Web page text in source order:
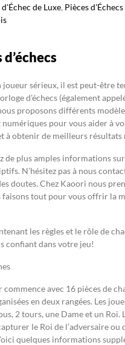
d'Échec de Luxe, Pièces
joueur sérieux, il est peut-être
d’échecs (également
proposons différents
numériques pour vous aider à
à obtenir de meilleurs résultats
de plus amples informations
N’hésitez pas à nous
doutes. Chez Kaoori nous
faisons tout pour vous offrir la
les règles et le rôle de
confiant dans votre jeu!
commence avec 16 pièces de
en deux rangées. Les
2 tours, une Dame et un Roi.
le Roi de l’adversaire ou
quelques informations